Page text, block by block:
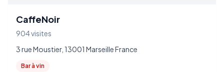
CaffeNoir
904 visites
3 rue Moustier, 13001 Marseille France
Bar à vin